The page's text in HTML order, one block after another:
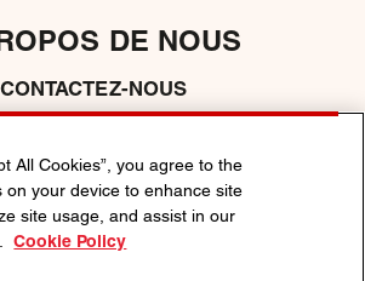
DE NOUS
CONTACTEZ-NOUS
DE CONFIDENTIALITÉ
CONDITIONS GÉNÉRALES
All Cookies”, you agree to the
on your device to enhance site
site usage, and assist in our
Cookie Policy